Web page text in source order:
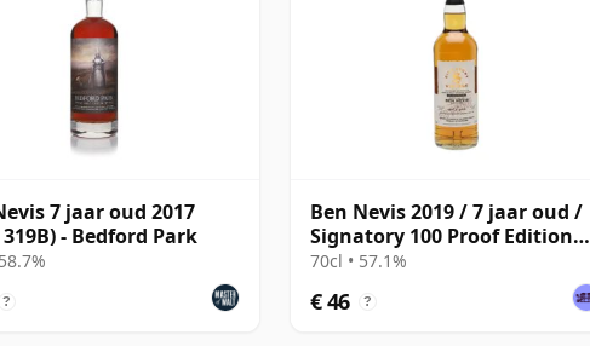
7 jaar oud 2017
- Bedford Park
?
Ben Nevis 2019 / 7 jaar oud /
Signatory 100 Proof Edition
#75
70cl • 57.1%
€ 46 ?